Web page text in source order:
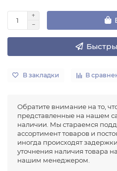
В закладки В
Обратите внимание на то,
представленные на нашем
наличии. Мы стараемся
ассортимент товаров и
иногда происходят
уточнения наличия товара
нашим менеджером.